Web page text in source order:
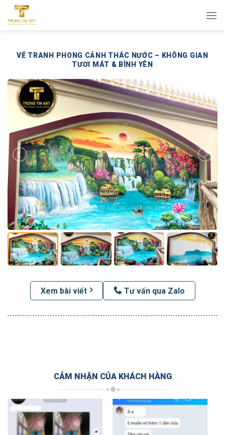
qua
VẼ TRANH PHONG CẢNH THÁC NƯỚC – KHÔNG GIAN
TƯƠI MÁT & BÌNH YÊN
Xem bài viết Tư vấn qua Zalo
CẢM NHẬN CỦA KHÁCH HÀNG